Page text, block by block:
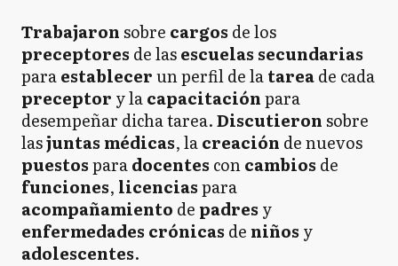
Trabajaronsobre cargos de los
preceptores de lasescuelas secundarias
paraestablecerun perfil de latareade cada
preceptor y lacapacitaciónpara
desempeñar dicha tarea.Discutieronsobre
lasjuntas médicas, lacreación de nuevos
puestosparadocentes concambios de
funciones, licenciaspara
acompañamiento de padres y
enfermedades crónicas de niños y
adolescentes.